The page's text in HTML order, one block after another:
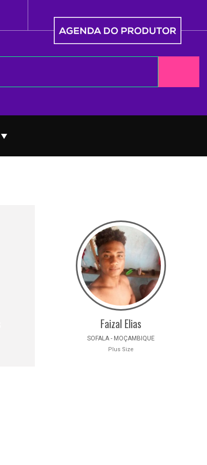
Faizal Elias
SOFALA - MOÇAMBIQUE
Plus Size